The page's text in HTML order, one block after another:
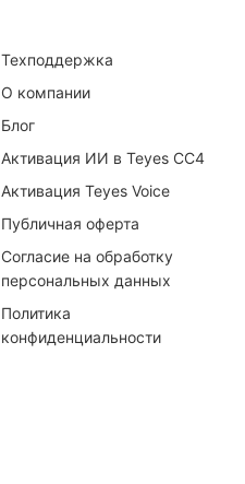
Техподдержка
О компании
Блог
Активация ИИ в Teyes CC4
Активация Teyes Voice
Публичная оферта
Согласие на обработку
персональных данных
Политика
конфиденциальности